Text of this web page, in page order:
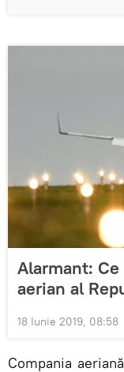
Alarmant:
aerian al
18 Iunie 2019, 08:58
Compania